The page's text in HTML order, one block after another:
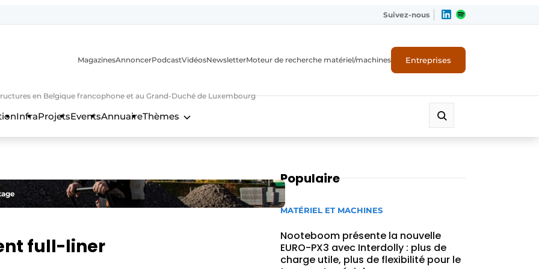
Suivez-nous
en Belgique francophone et au Grand-Duché de Luxembourg
MagazinesAnnoncerPodcastVidéosNewsletterMoteur de recherche matériel/machines Entreprises
InfraProjetsEventsAnnuaireThèmes
full-liner
Populaire
MATÉRIEL ET MACHINES
Nooteboom présente la nouvelle
EURO-PX3 avec Interdolly : plus de
charge utile, plus de flexibilité pour le